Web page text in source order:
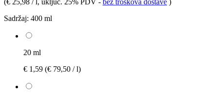
Sadržaj: 400 ml
20 ml
€ 1,59 (€ 79,50 / l)